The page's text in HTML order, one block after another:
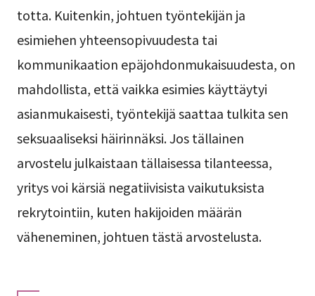
totta. Kuitenkin, johtuen työntekijän ja
esimiehen yhteensopivuudesta tai
kommunikaation epäjohdonmukaisuudesta, on
mahdollista, että vaikka esimies käyttäytyi
asianmukaisesti, työntekijä saattaa tulkita sen
seksuaaliseksi häirinnäksi. Jos tällainen
arvostelu julkaistaan tällaisessa tilanteessa,
yritys voi kärsiä negatiivisista vaikutuksista
rekrytointiin, kuten hakijoiden määrän
väheneminen, johtuen tästä arvostelusta.